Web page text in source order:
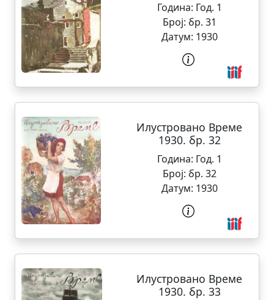
Година: Год. 1
Број: бр. 31
Датум: 1930
Илустровано Време
1930. бр. 32
Година: Год. 1
Број: бр. 32
Датум: 1930
Илустровано Време
1930. бр. 33